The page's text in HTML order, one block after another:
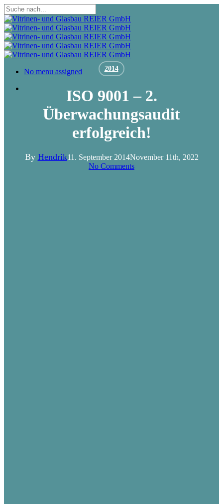
Skip
to
main
content
Close
Search
Menu
No menu assigned
2014
ISO 9001 – 2.
Überwachungsaudit
erfolgreich!
By Hendrik11. September 2014November 11th, 2022
No Comments